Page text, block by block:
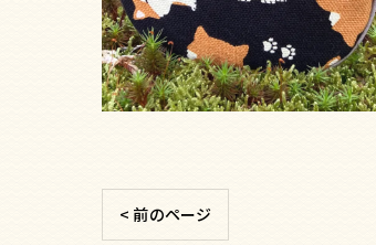
< 前のページ